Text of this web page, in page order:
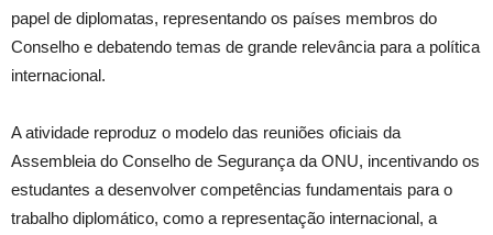
papel de diplomatas, representando os países membros do
Conselho e debatendo temas de grande relevância para a política
internacional.
A atividade reproduz o modelo das reuniões oficiais da
Assembleia do Conselho de Segurança da ONU, incentivando os
estudantes a desenvolver competências fundamentais para o
trabalho diplomático, como a representação internacional, a